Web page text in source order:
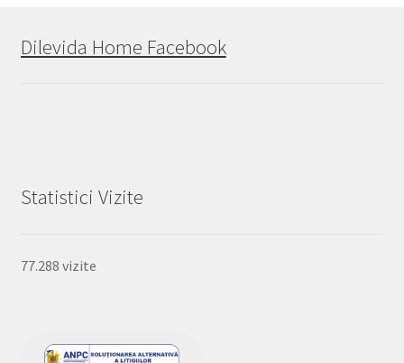
Dilevida Home Facebook
Statistici Vizite
77.288 vizite